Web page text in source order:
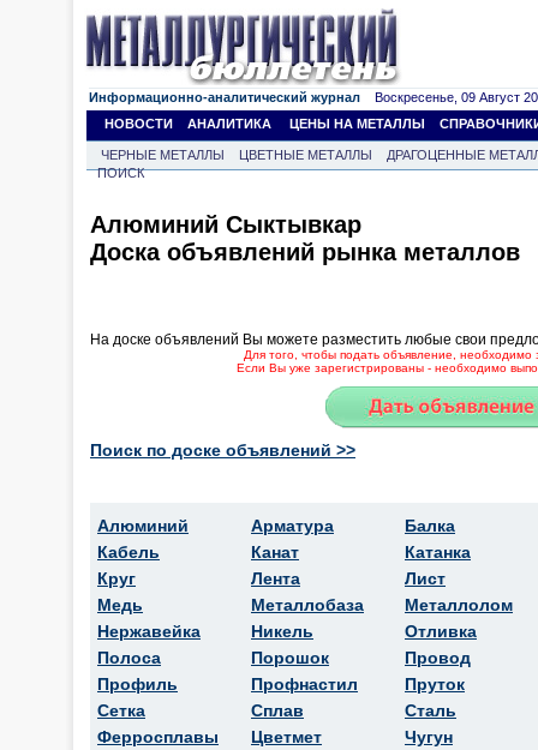
Информационно-аналитический журнал Воскресенье, 09 Август
НОВОСТИ
АНАЛИТИКА ЦЕНЫ НА МЕТАЛЛЫ
ЧЕРНЫЕ МЕТАЛЛЫ ЦВЕТНЫЕ МЕТАЛЛЫ
ДРАГОЦЕННЫЕ
ПОИСК
Алюминий Сыктывкар
Доска объявлений рынка металлов
На доске объявлений Вы можете разместить любые свои
Для того, чтобы подать объявление, необходимо
Если Вы уже зарегистрированы - необходимо
Поиск по доске объявлений >>
Алюминий
Кабель
Круг
Медь
Нержавейка
Полоса
Профиль
Сетка
Ферросплавы
Арматура
Канат
Лента
Металлобаза
Никель
Порошок
Профнастил
Сплав
Цветмет
Балка
Катанка
Лист
Металлолом
Отливка
Провод
Пруток
Сталь
Чугун